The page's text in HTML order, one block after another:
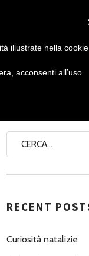
RECENT
Curiosità natalizie
illustrate nella cookie
acconsenti all’uso